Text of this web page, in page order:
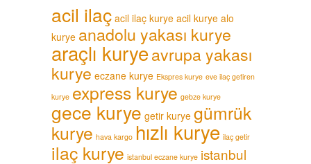
acil ilaç acil ilaç kurye acil kurye alo
kurye anadolu yakası kurye
araçlı kuryeavrupa yakası
kurye eczane kurye Ekspres kurye eve ilaç getiren
kurye express kurye gebze kurye
gece kurye getir kurye gümrük
kurye hava kargo hızlı kurye ilaç getir
ilaç kurye istanbul eczane kurye istanbul